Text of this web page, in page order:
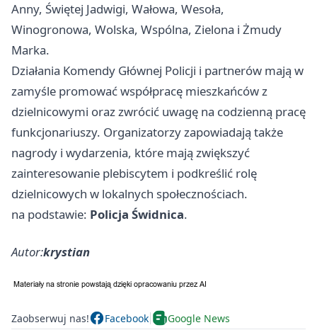
Anny, Świętej Jadwigi, Wałowa, Wesoła,
Winogronowa, Wolska, Wspólna, Zielona i Żmudy
Marka.
Działania Komendy Głównej Policji i partnerów mają w
zamyśle promować współpracę mieszkańców z
dzielnicowymi oraz zwrócić uwagę na codzienną pracę
funkcjonariuszy. Organizatorzy zapowiadają także
nagrody i wydarzenia, które mają zwiększyć
zainteresowanie plebiscytem i podkreślić rolę
dzielnicowych w lokalnych społecznościach.
na podstawie: Policja Świdnica.
Autor:krystian
Zaobserwuj nas! Facebook Google News